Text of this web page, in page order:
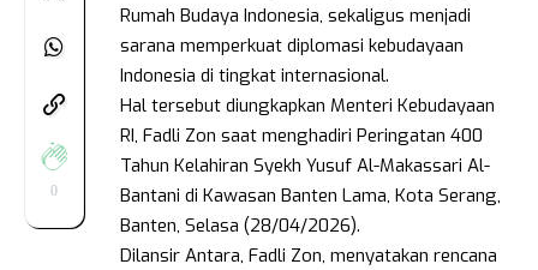
0
Rumah Budaya Indonesia, sekaligus menjadi
sarana memperkuat diplomasi kebudayaan
Indonesia di tingkat internasional.
Hal tersebut diungkapkan Menteri Kebudayaan
RI, Fadli Zon saat menghadiri Peringatan 400
Tahun Kelahiran Syekh Yusuf Al-Makassari Al-
Bantani di Kawasan Banten Lama, Kota Serang,
Banten, Selasa (28/04/2026).
Dilansir Antara, Fadli Zon, menyatakan rencana